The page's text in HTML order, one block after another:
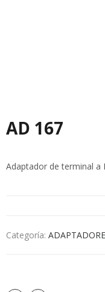
AD 167
Adaptador de terminal a
Categoría: